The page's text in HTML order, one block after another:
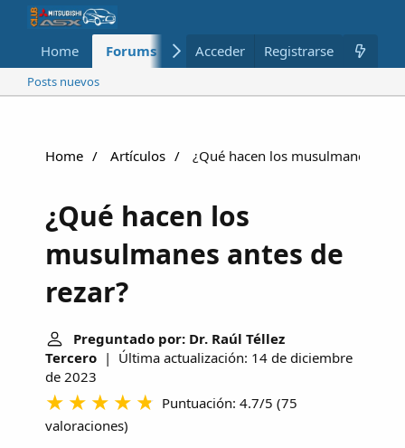
Home Forums Nuevo Miembros
Acceder Registrarse
Posts nuevos
Home Artículos ¿Qué hacen los musulmanes
¿Qué hacen los
musulmanes antes de
rezar?
Preguntado por: Dr. Raúl Téllez
Tercero | Última actualización: 14 de diciembre
de 2023
Puntuación: 4.7/5 (75
valoraciones)